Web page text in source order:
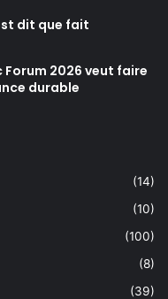
dit que fait
Forum 2026 veut faire
durable
(14)
(10)
(100)
(8)
(39)